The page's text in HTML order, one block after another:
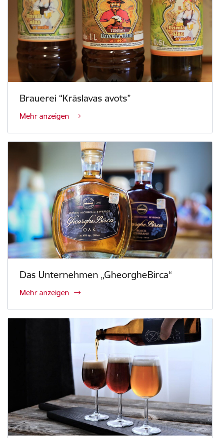
Brauerei “Krāslavas avots”
Mehr anzeigen
Das Unternehmen „GheorgheBirca“
Mehr anzeigen